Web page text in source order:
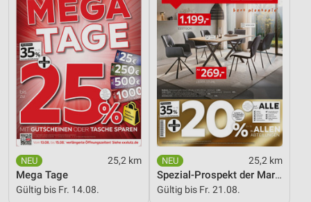
25,2 km
Mega Tage
Gültig bis Fr. 14.08.
25,2 km
Spezial-Prospekt der Marken
Gültig bis Fr. 21.08.